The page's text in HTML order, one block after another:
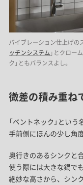
バイブレーション仕上げの
ッチンシステム 」とクロー
ク」ともバランスよし。
微差の積み重ね
「ベントネック」とい
手前側にほんの少し角
奥行きのあるシンクと
使う際には大きな鍋で
絶妙な高さから、シン